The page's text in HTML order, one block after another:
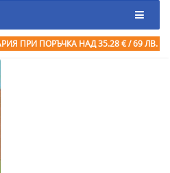
ПРИ ПОРЪЧКА НАД 35.28 € / 69 ЛВ.